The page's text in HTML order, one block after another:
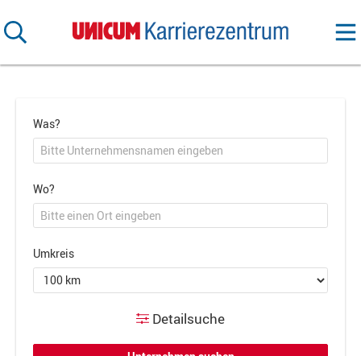
Was?
Wo?
Umkreis
Detailsuche